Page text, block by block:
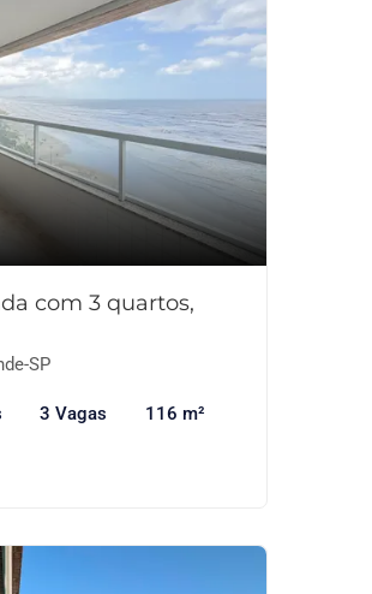
com 3 quartos,
SP
3 Vagas 116 m²